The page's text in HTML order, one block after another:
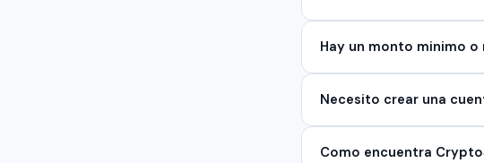
Hay un monto minimo o
Necesito crear una
Como encuentra